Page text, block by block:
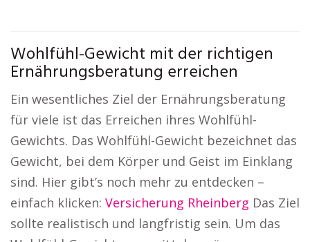
Wohlfühl-Gewicht mit der richtigen
Ernährungsberatung erreichen
Ein wesentliches Ziel der Ernährungsberatung
für viele ist das Erreichen ihres Wohlfühl-
Gewichts. Das Wohlfühl-Gewicht bezeichnet das
Gewicht, bei dem Körper und Geist im Einklang
sind. Hier gibt’s noch mehr zu entdecken –
einfach klicken: Versicherung Rheinberg Das Ziel
sollte realistisch und langfristig sein. Um das